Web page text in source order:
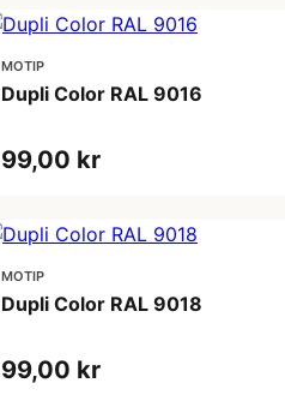
MOTIP
Dupli Color RAL 9016
99,00 kr
MOTIP
Dupli Color RAL 9018
99,00 kr